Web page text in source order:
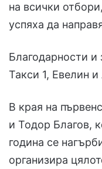
на всички
успяха да
Благодарности и
Такси 1, Евелин
В края на
и Тодор Благов,
година се
организира